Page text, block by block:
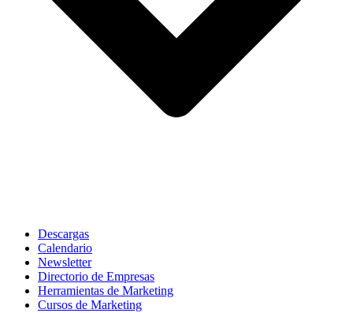
Descargas
Calendario
Newsletter
Directorio de Empresas
Herramientas de Marketing
Cursos de Marketing